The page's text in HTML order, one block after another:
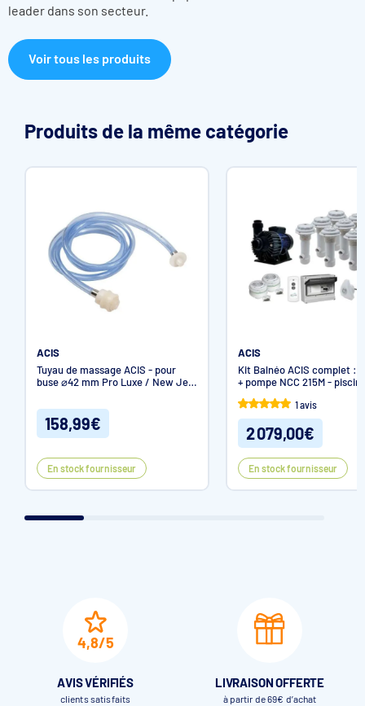
leader dans son secteur.
Voir tous les produits
Produits de la même catégorie
ACIS
Tuyau de massage ACIS - pour
buse ⌀42 mm Pro Luxe / New Jet
158,99€
En stock fournisseur
ACIS
Kit Balnéo ACIS complet :
+ pompe NCC 215M -
1 avis
2 079,00€
En stock fournisseur
4,8/5
AVIS VÉRIFIÉS
clients satisfaits
LIVRAISON OFFERTE
à partir de 69€ d’achat